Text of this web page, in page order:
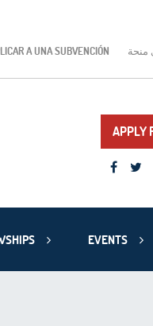
A UNA SUBVENCIÓN منحة
APPLY
EVENTS